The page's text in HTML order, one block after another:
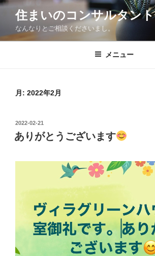
コ
ン
住まいのコンサルタント
なんなりとご相談くださいまし。
メニュー
月: 2022年2月
投
稿
日:
2022-02-21
ありがとうございます